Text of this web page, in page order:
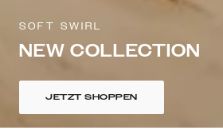
SOFT SWIRL
NEW COLLECTION
JETZT SHOPPEN